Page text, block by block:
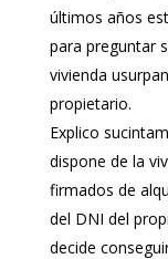
últimos años
para preguntar
vivienda
propietario.
Explico
dispone de la
firmados de
del DNI del
decide